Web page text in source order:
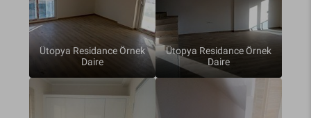
Ütopya Residance Örnek
Daire
Ütopya Residance Örnek
Daire